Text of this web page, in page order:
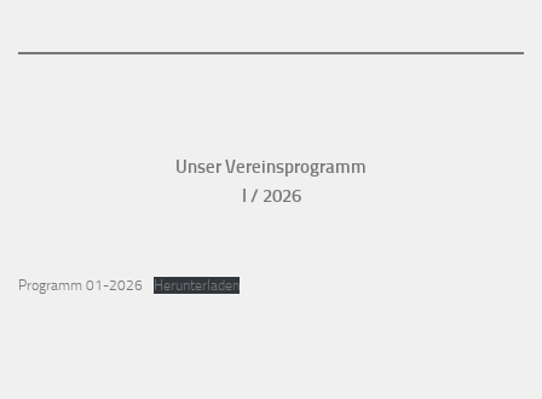
Unser Vereinsprogramm
I / 2026
Programm 01-2026 Herunterladen